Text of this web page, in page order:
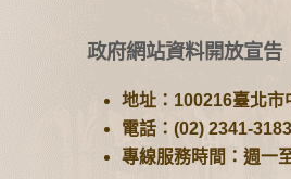
政府網站資料開放宣告
地址：100216臺北市
電話：(02) 2341-
專線服務時間：週一